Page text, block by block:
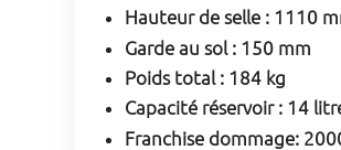
Hauteur de selle : 1110
Garde au sol : 150 mm
Poids total : 184 kg
Capacité réservoir : 14
Franchise dommage: